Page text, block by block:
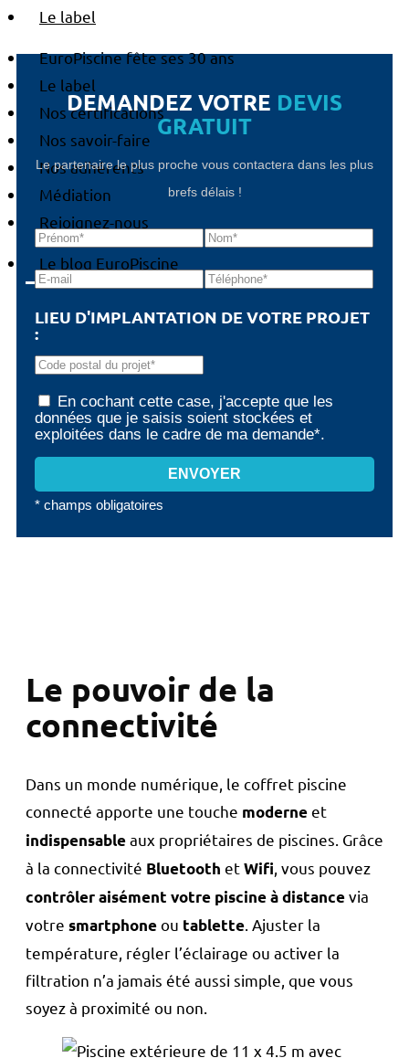
Le label
EuroPiscine fête ses 30 ans
Le label
Nos certifications
Nos savoir-faire
Nos adhérents
Médiation
Rejoignez-nous
Le blog EuroPiscine
DEMANDEZ VOTRE DEVIS
GRATUIT
Le partenaire le plus proche vous contactera dans les plus
brefs délais !
LIEU D'IMPLANTATION DE VOTRE PROJET
:
En cochant cette case, j'accepte que les
données que je saisis soient stockées et
exploitées dans le cadre de ma demande*.
* champs obligatoires
Le pouvoir de la
connectivité
Dans un monde numérique, le coffret piscine
connecté apporte une touche moderneet
indispensableaux propriétaires de piscines. Grâce
à la connectivité Bluetooth etWifi , vous pouvez
contrôler aisément votre piscine à distancevia
votre smartphoneou tablette . Ajuster la
température, régler l’éclairage ou activer la
filtration n’a jamais été aussi simple, que vous
soyez à proximité ou non.